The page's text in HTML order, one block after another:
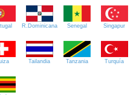
R.Dominicana Senegal Singapur
Tailandia Tanzania Turquía